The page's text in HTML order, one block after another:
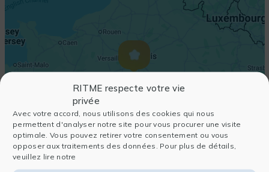
RITME respecte votre vie
privée
Avec votre accord, nous utilisons des cookies qui nous
permettent d'analyser notre site pour vous procurer une visite
optimale. Vous pouvez retirer votre consentement ou vous
opposer aux traitements des données. Pour plus de détails,
veuillez lire notre